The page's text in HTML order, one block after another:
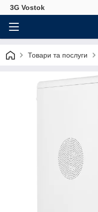
3G Vostok
Товари та послуги